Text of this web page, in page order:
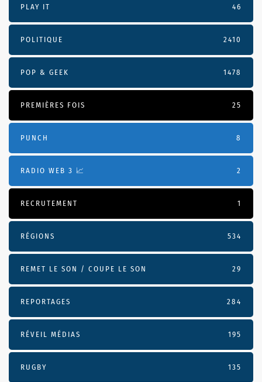
PLAY IT 46
POLITIQUE 2410
POP & GEEK 1478
PREMIÈRES FOIS 25
PUNCH 8
RADIO WEB 3 📈 2
RECRUTEMENT 1
RÉGIONS 534
REMET LE SON / COUPE LE SON 29
REPORTAGES 284
RÉVEIL MÉDIAS 195
RUGBY 135